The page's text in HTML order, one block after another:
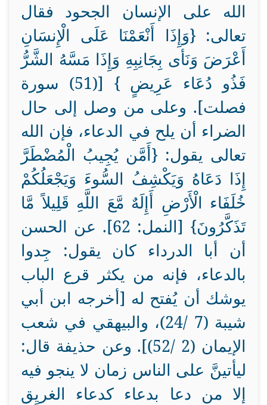
الله على الإنسان الجحود فقال
تعالى: {وَإِذَا أَنْعَمْنَا عَلَى الْإِنسَانِ
أَعْرَضَ وَنَأى بِجَانِبِهِ وَإِذَا مَسَّهُ الشَّرُّ
فَذُو دُعَاء عَرِيضٍ } [(51) سورة
فصلت]. وعلى من وصل إلى حال
الضراء أن يلح في الدعاء، فإن الله
تعالى يقول: {أَمَّن يُجِيبُ الْمُضْطَرَّ
إِذَا دَعَاهُ وَيَكْشِفُ السُّوءَ وَيَجْعَلُكُمْ
خُلَفَاء الْأَرْضِ أَإِلَهٌ مَّعَ اللَّهِ قَلِيلاً مَّا
تَذَكَّرُونَ} [النمل: 62].
عن الحسن
أن أبا الدرداء كان يقول: جِدوا
بالدعاء، فإنه من يكثر قرع الباب
يوشك أن يُفتح له [أخرجه ابن أبي
شيبة (7 /24)، والبيهقي في شعب
الإيمان (2 /52)]. وعن حذيفة قال:
ليأتينَّ على الناس زمان لا ينجو فيه
إلا من دعا بدعاء كدعاء الغريِق